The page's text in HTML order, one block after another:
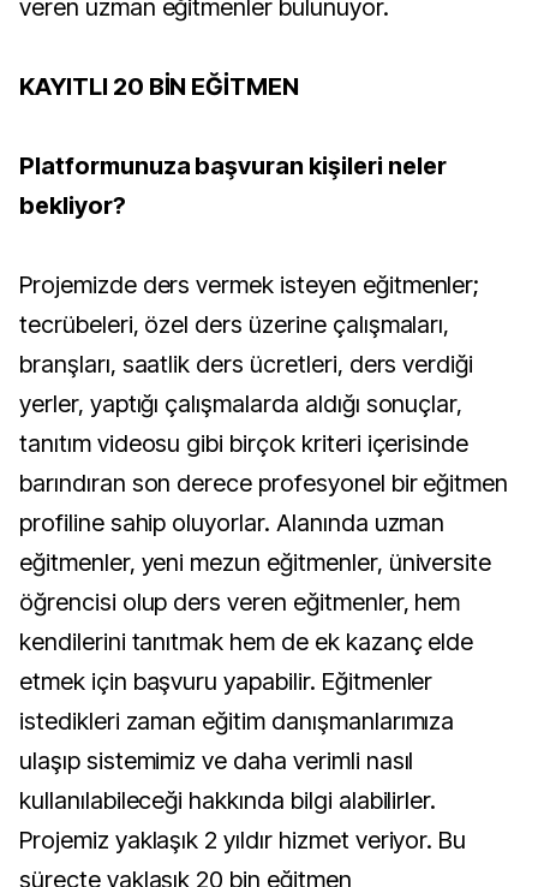
veren uzman eğitmenler bulunuyor.
KAYITLI 20 BİN EĞİTMEN
Platformunuza başvuran kişileri neler
bekliyor?
Projemizde ders vermek isteyen eğitmenler;
tecrübeleri, özel ders üzerine çalışmaları,
branşları, saatlik ders ücretleri, ders verdiği
yerler, yaptığı çalışmalarda aldığı sonuçlar,
tanıtım videosu gibi birçok kriteri içerisinde
barındıran son derece profesyonel bir eğitmen
profiline sahip oluyorlar. Alanında uzman
eğitmenler, yeni mezun eğitmenler, üniversite
öğrencisi olup ders veren eğitmenler, hem
kendilerini tanıtmak hem de ek kazanç elde
etmek için başvuru yapabilir. Eğitmenler
istedikleri zaman eğitim danışmanlarımıza
ulaşıp sistemimiz ve daha verimli nasıl
kullanılabileceği hakkında bilgi alabilirler.
Projemiz yaklaşık 2 yıldır hizmet veriyor. Bu
süreçte yaklaşık 20 bin eğitmen